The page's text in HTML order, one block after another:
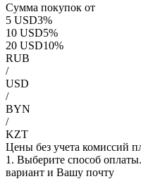
Сумма покупок от
5 USD3%
10 USD5%
20 USD10%
RUB
/
USD
/
BYN
/
KZT
Цены без учета комиссий
1. Выберите способ
вариант и Вашу почту